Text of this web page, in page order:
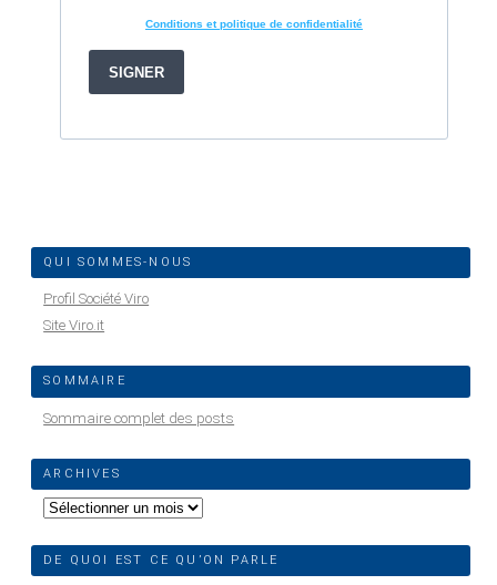
QUI SOMMES-NOUS
Profil Société Viro
Site Viro.it
SOMMAIRE
Sommaire complet des posts
ARCHIVES
Archives
DE QUOI EST CE QU’ON PARLE